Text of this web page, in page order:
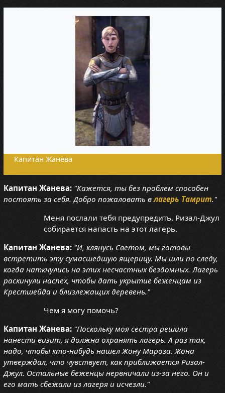
Капитан Жанева
Капитан Жанева: "Кажется, ты без проблем способен
постоять за себя. Добро пожаловать влагерь Тамрит."
Меня послали тебя предупредить. Ризал-Джул
собирается напасть на этот лагерь.
Капитан Жанева: "И, клянусь Светом, мы готовы
встретить эту сумасшедшую ящерицу. Мы шли по следу,
когда наткнулись на этих несчастных бездомных. Лагерь
раскинули наспех, чтобы дать укрытие беженцам из
Крестшейда и близлежащих деревень."
Чем я могу помочь?
Капитан Жанева: "Поскольку моя сестра решила
нанести визит, я должна охранять лагерь. А раз так,
надо, чтобы кто-нибудь нашел Жону Мароза. Жона
утверждал, что чувствует, как приближается Ризал-
Джул. Остальные беженцы нервничали из-за него. Он и
его мать сбежали из лагеря и исчезли."